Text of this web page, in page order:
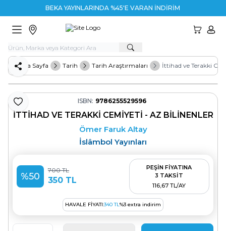
BEKA YAYINLARINDA %45'E VARAN İNDİRİM
Ana Sayfa Tarih Tarih Araştırmaları İttihad ve Terakki
Favoriye Ekle
Paylaş
ISBN: 9786255529596
İTTIHAD VE TERAKKI CEMIYETI - AZ BILINENLER
Ömer Faruk Altay
İslâmbol Yayınları
%50
700TL
350 TL
PEŞİN FİYATINA
3 TAKSİT
116,67 TL/AY
HAVALE FIYATI:340TL%3 extra indirim